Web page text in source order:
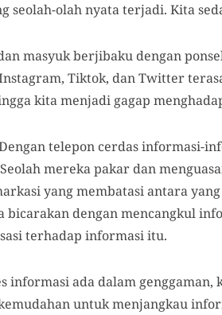
seolah-olah nyata terjadi. Kita
masyuk berjibaku dengan
Tiktok, dan Twitter
kita menjadi gagap
telepon cerdas informasi-
mereka pakar dan
yang membatasi antara
dengan mencangkul
terhadap informasi itu.
informasi ada dalam
untuk menjangkau